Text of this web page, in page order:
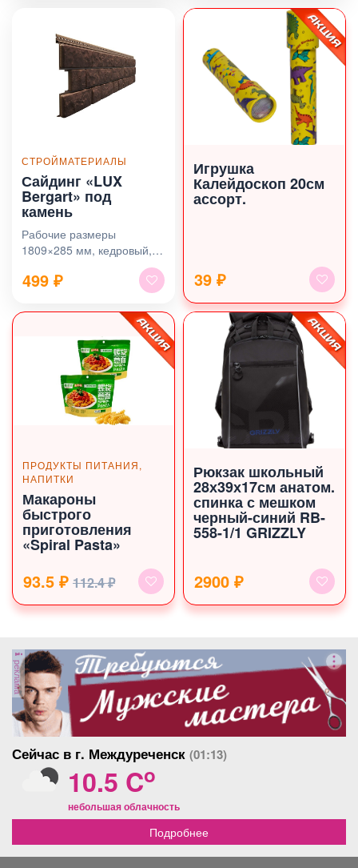
СТРОЙМАТЕРИАЛЫ
Сайдинг «LUX
Bergart» под
камень
Рабочие размеры
1809×285 мм, кедровый, в
499 ₽
Игрушка
Калейдоскоп 20см
ассорт.
39 ₽
ПРОДУКТЫ ПИТАНИЯ,
НАПИТКИ
Макароны
быстрого
приготовления
«Spiral Pasta»
93.5 ₽ 112.4 ₽
Рюкзак школьный
28х39х17см анатом.
спинка с мешком
черный-синий RB-
558-1/1 GRIZZLY
2900 ₽
реклама
Сейчас в г. Междуреченск (01:13)
10.5 Co
небольшая облачность
Подробнее